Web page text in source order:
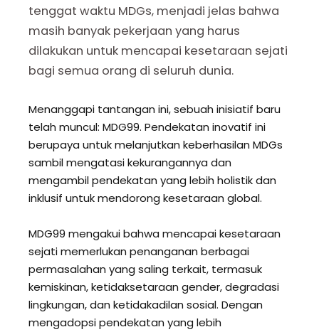
tenggat waktu MDGs, menjadi jelas bahwa
masih banyak pekerjaan yang harus
dilakukan untuk mencapai kesetaraan sejati
bagi semua orang di seluruh dunia.
Menanggapi tantangan ini, sebuah inisiatif baru
telah muncul: MDG99. Pendekatan inovatif ini
berupaya untuk melanjutkan keberhasilan MDGs
sambil mengatasi kekurangannya dan
mengambil pendekatan yang lebih holistik dan
inklusif untuk mendorong kesetaraan global.
MDG99 mengakui bahwa mencapai kesetaraan
sejati memerlukan penanganan berbagai
permasalahan yang saling terkait, termasuk
kemiskinan, ketidaksetaraan gender, degradasi
lingkungan, dan ketidakadilan sosial. Dengan
mengadopsi pendekatan yang lebih